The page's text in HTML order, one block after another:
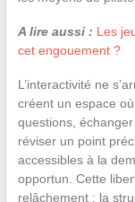
A lire aussi : Les
cet engouement ?
L’interactivité ne
créent un espace
questions,
réviser un point
accessibles à la
opportun. Cette
relâchement : la